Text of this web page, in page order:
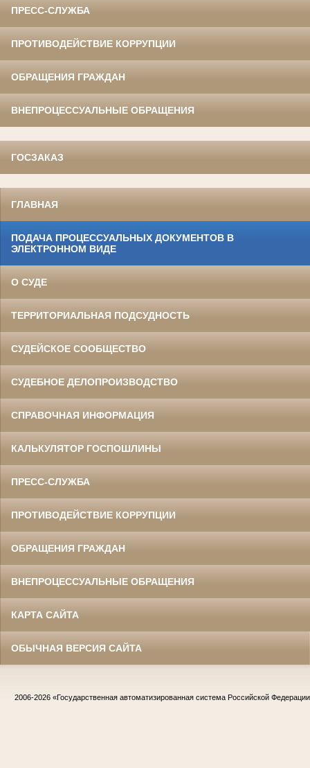
ПРЕСС-СЛУЖБА
ПРОТИВОДЕЙСТВИЕ КОРРУПЦИИ
ОБРАЩЕНИЯ ГРАЖДАН
ВНЕПРОЦЕССУАЛЬНЫЕ ОБРАЩЕНИЯ
ГОСЗАКАЗ
ГЛАВНАЯ
ПОДАЧА ПРОЦЕССУАЛЬНЫХ ДОКУМЕНТОВ В
ЭЛЕКТРОННОМ ВИДЕ
О СУДЕ
ТЕРРИТОРИАЛЬНАЯ ПОДСУДНОСТЬ
СУДЕЙСКОЕ СООБЩЕСТВО
СУДЕБНОЕ ДЕЛОПРОИЗВОДСТВО
СПРАВОЧНАЯ ИНФОРМАЦИЯ
КАЛЬКУЛЯТОР ГОСПОШЛИНЫ
ПРЕСС-СЛУЖБА
ПРОТИВОДЕЙСТВИЕ КОРРУПЦИИ
ОБРАЩЕНИЯ ГРАЖДАН
ВНЕПРОЦЕССУАЛЬНЫЕ ОБРАЩЕНИЯ
КАРТА САЙТА
ОБЫЧНАЯ ВЕРСИЯ САЙТА
2006-2026 «Государственная автоматизированная система Российской